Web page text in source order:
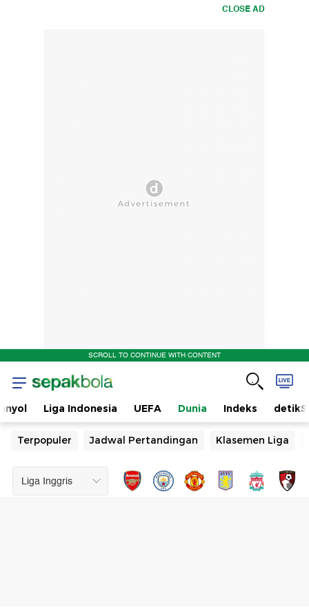
CLOSE AD
SCROLL TO CONTINUE WITH CONTENT
Liga Indonesia UEFA Dunia Indeks
Terpopuler Jadwal Pertandingan Klasemen Liga